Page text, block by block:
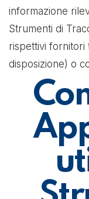
informazione
Strumenti di
rispettivi fornitori
disposizione) o